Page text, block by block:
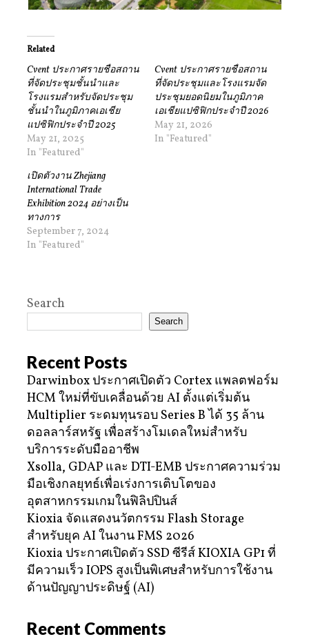
Related
Cvent ประกาศรายชื่อสถาน
ที่จัดประชุมชั้นนำและ
โรงแรมสำหรับจัดประชุม
ชั้นนำในภูมิภาคเอเชีย
แปซิฟิกประจำปี 2025
May 21, 2025
In "Featured"
Cvent ประกาศรายชื่อสถาน
ที่จัดประชุมและโรงแรมจัด
ประชุมยอดนิยมในภูมิภาค
เอเชียแปซิฟิกประจำปี 2026
May 21, 2026
In "Featured"
เปิดตัวงาน Zhejiang
International Trade
Exhibition 2024 อย่างเป็น
ทางการ
September 7, 2024
In "Featured"
Search
Search
Recent Posts
Darwinbox ประกาศเปิดตัว Cortex แพลตฟอร์ม
HCM ใหม่ที่ขับเคลื่อนด้วย AI ตั้งแต่เริ่มต้น
Multiplier ระดมทุนรอบ Series B ได้ 35 ล้าน
ดอลลาร์สหรัฐ เพื่อสร้างโมเดลใหม่สำหรับ
บริการระดับมืออาชีพ
Xsolla, GDAP และ DTI-EMB ประกาศความร่วม
มือเชิงกลยุทธ์เพื่อเร่งการเติบโตของ
อุตสาหกรรมเกมในฟิลิปปินส์
Kioxia จัดแสดงนวัตกรรม Flash Storage
สำหรับยุค AI ในงาน FMS 2026
Kioxia ประกาศเปิดตัว SSD ซีรีส์ KIOXIA GP1 ที่
มีความเร็ว IOPS สูงเป็นพิเศษสำหรับการใช้งาน
ด้านปัญญาประดิษฐ์ (AI)
Recent Comments